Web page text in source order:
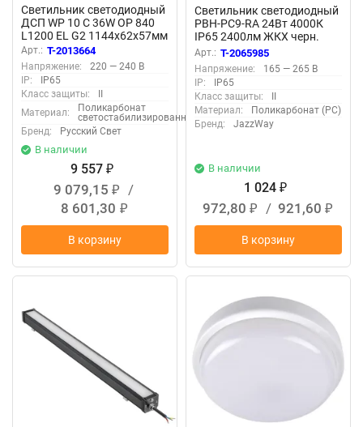
Светильник светодиодный
ДСП WP 10 C 36W OP 840
L1200 EL G2 1144х62х57мм
36Вт 4000К IP65 с БАП 3ч
бел. Русский Свет
27071025248
Арт.: T-2013664
Напряжение:
220 — 240 В
IP:
IP65
Класс защиты:
Материал:
Поликарбонат
светостабилизированный
Бренд:
Русский Свет
В наличии
9 557 ₽
9 079,15 ₽
/
8 601,30 ₽
В корзину
Светильник светодиодный
PBH-PC9-RA 24Вт 4000К
IP65 2400лм ЖКХ черн.
JazzWay 5070196
Арт.: T-2065985
Напряжение:
165 — 265 В
IP:
IP65
Класс защиты:
Материал:
Поликарбонат (PC)
Бренд:
JazzWay
В наличии
1 024 ₽
972,80 ₽ / 921,60 ₽
В корзину